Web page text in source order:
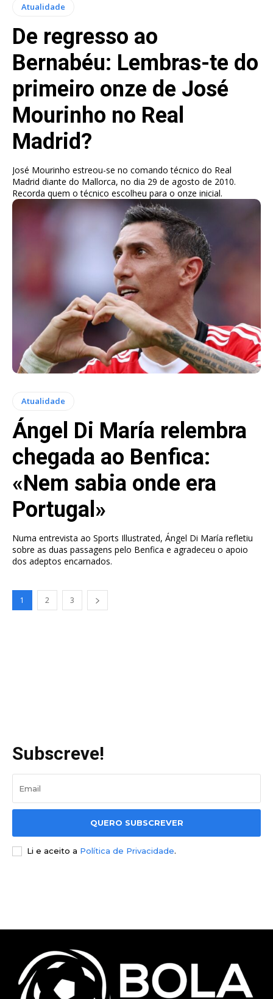
Atualidade
De regresso ao
Bernabéu: Lembras-te do
primeiro onze de José
Mourinho no Real
Madrid?
José Mourinho estreou-se no comando técnico do Real
Madrid diante do Mallorca, no dia 29 de agosto de 2010.
Recorda quem o técnico escolheu para o onze inicial.
Atualidade
Ángel Di María relembra
chegada ao Benfica:
«Nem sabia onde era
Portugal»
Numa entrevista ao Sports Illustrated, Ángel Di María refletiu
sobre as duas passagens pelo Benfica e agradeceu o apoio
dos adeptos encarnados.
1 2 3
Subscreve!
QUERO SUBSCREVER
Li e aceito a Política de Privacidade.